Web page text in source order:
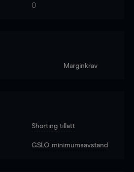
0
Marginkrav
Shorting tillatt
GSLO minimumsavstand